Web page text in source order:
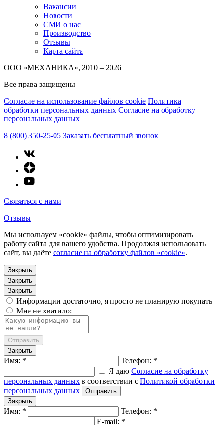
Вакансии
Новости
СМИ о нас
Производство
Отзывы
Карта сайта
ООО «МЕХАНИКА», 2010 – 2026
Все права защищены
Согласие на использование файлов cookie Политика
обработки персональных данных Согласие на обработку
персональных данных
8 (800) 350-25-05 Заказать бесплатный звонок
Связаться с нами
Отзывы
Мы используем «cookie» файлы, чтобы оптимизировать
работу сайта для вашего удобства. Продолжая использовать
сайт, вы даёте согласие на обработку файлов «cookie».
Закрыть
Закрыть
Закрыть
Информации достаточно, я просто не планирую покупать
Мне не хватило:
Отправить
Закрыть
Имя: *
Телефон: *
Я даю Согласие на обработку
персональных данных в соответствии с Политикой обработки
персональных данных
Отправить
Закрыть
Имя: *
Телефон: *
E-mail: *